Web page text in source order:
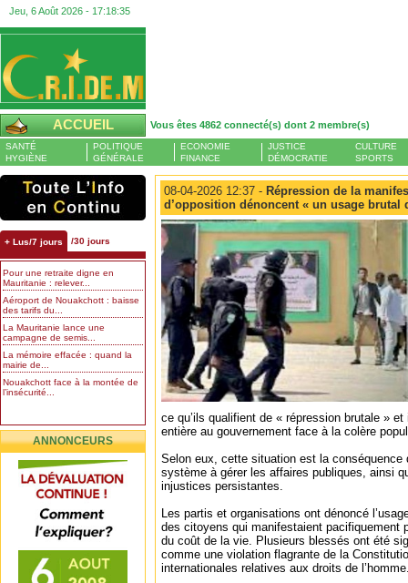
Jeu, 6 Août 2026 - 17:18:36
ACCUEIL Vous êtes 4862 connecté(s) dont 2 membre(s)
SANTÉ
HYGIÈNE
POLITIQUE
GÉNÉRALE
ECONOMIE
FINANCE
JUSTICE
DÉMOCRATIE
CULTURE
SPORTS
+ Lus/7 jours /30 jours
Pour une retraite digne en
Mauritanie : relever...
Aéroport de Nouakchott : baisse
des tarifs du...
La Mauritanie lance une
campagne de semis...
La mémoire effacée : quand la
mairie de...
Nouakchott face à la montée de
l’insécurité...
ANNONCEURS
08-04-2026 12:37 - Répression de la
d’opposition dénoncent « un usage brutal
ce qu’ils qualifient de « répression brutale »
entière au gouvernement face à la colère
Selon eux, cette situation est la conséquence
système à gérer les affaires publiques, ainsi
injustices persistantes.
Les partis et organisations ont dénoncé
des citoyens qui manifestaient pacifiquement
du coût de la vie. Plusieurs blessés ont été
comme une violation flagrante de la
internationales relatives aux droits de